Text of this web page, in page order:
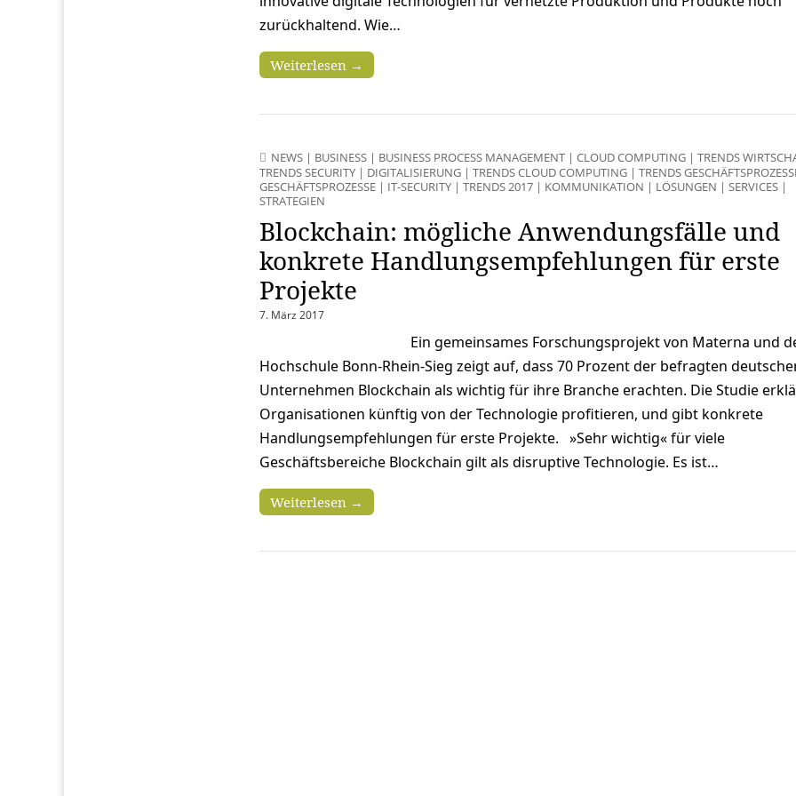
zurückhaltend. Wie…
Weiterlesen →
NEWS| BUSINESS| BUSINESS PROCESS MANAGEMENT| CLOUD COMPUTING| TRENDS
TRENDS SECURITY| DIGITALISIERUNG| TRENDS CLOUD COMPUTING| TRENDS
GESCHÄFTSPROZESSE| IT-SECURITY| TRENDS 2017| KOMMUNIKATION | LÖSUNGEN | SERVICES|
STRATEGIEN
Blockchain: mögliche Anwendungsfälle und
konkrete Handlungsempfehlungen für erste
Projekte
7. März 2017
Ein gemeinsames Forschungsprojekt von Materna und
Hochschule Bonn-Rhein-Sieg zeigt auf, dass 70 Prozent der befragten
Unternehmen Blockchain als wichtig für ihre Branche erachten. Die Studie
Organisationen künftig von der Technologie profitieren, und gibt konkrete
Handlungsempfehlungen für erste Projekte. »Sehr wichtig« für viele
Geschäftsbereiche Blockchain gilt als disruptive Technologie. Es ist…
Weiterlesen →